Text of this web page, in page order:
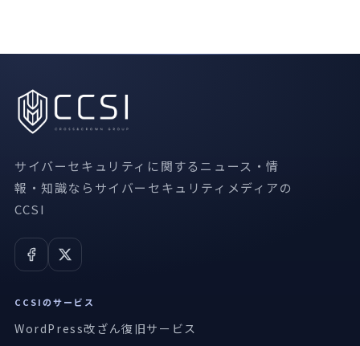
サイバーセキュリティに関するニュース・情
報・知識ならサイバーセキュリティメディアの
CCSI
CCSIのサービス
WordPress改ざん復旧サービス